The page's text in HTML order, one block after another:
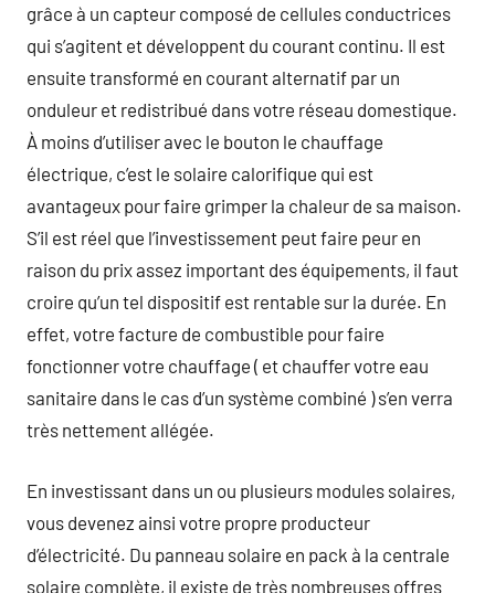
grâce à un capteur composé de cellules conductrices
qui s’agitent et développent du courant continu. Il est
ensuite transformé en courant alternatif par un
onduleur et redistribué dans votre réseau domestique.
À moins d’utiliser avec le bouton le chauffage
électrique, c’est le solaire calorifique qui est
avantageux pour faire grimper la chaleur de sa maison.
S’il est réel que l’investissement peut faire peur en
raison du prix assez important des équipements, il faut
croire qu’un tel dispositif est rentable sur la durée. En
effet, votre facture de combustible pour faire
fonctionner votre chauffage ( et chauffer votre eau
sanitaire dans le cas d’un système combiné ) s’en verra
très nettement allégée.
En investissant dans un ou plusieurs modules solaires,
vous devenez ainsi votre propre producteur
d’électricité. Du panneau solaire en pack à la centrale
solaire complète, il existe de très nombreuses offres